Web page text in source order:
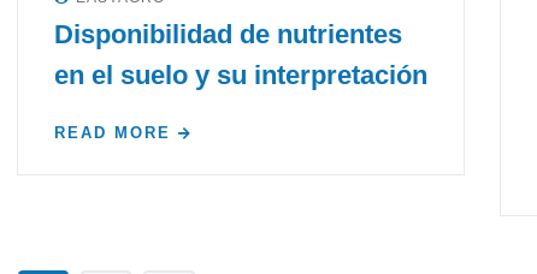
Disponibilidad de nutrientes
en el suelo y su interpretación
READ MORE